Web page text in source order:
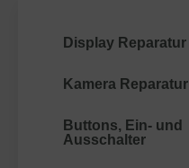
Display Reparatur
Kamera Reparatur
Buttons, Ein- und
Ausschalter